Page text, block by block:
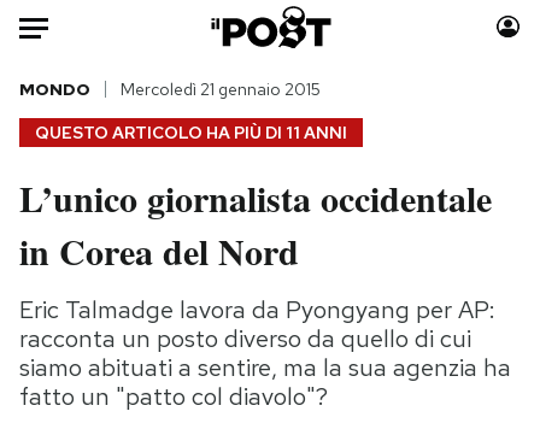
Auto
HOME
Italia
Politica
Tecnologia
Internet
Scienza
Cultura
Moda
Storie/Idee
Ok Boomer!
Media
Europa
QUESTO ARTICOLO HA PIÙ DI 11 ANNI
MONDO Mercoledì 21 gennaio 2015
L’unico giornalista occidentale
in Corea del Nord
Eric Talmadge lavora da Pyongyang per AP:
racconta un posto diverso da quello di cui
siamo abituati a sentire, ma la sua agenzia ha
fatto un "patto col diavolo"?